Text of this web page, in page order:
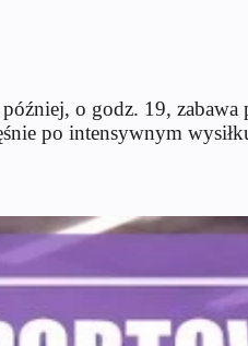
o godz. 19, zabawa
po intensywnym